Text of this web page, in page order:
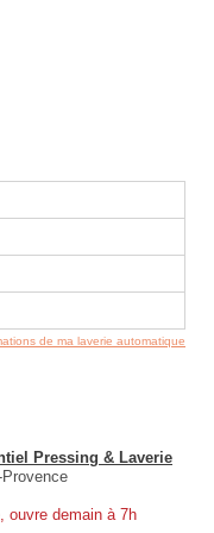
de ma laverie automatique
Pressing & Laverie
Provence
ouvre demain à 7h